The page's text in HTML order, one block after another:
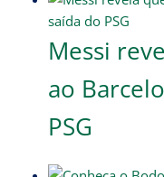
Messi
ao
PSG